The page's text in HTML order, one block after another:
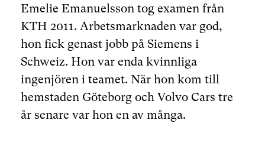
Emelie Emanuelsson tog examen från
KTH 2011. Arbetsmarknaden var god,
hon fick genast jobb på Siemens i
Schweiz. Hon var enda kvinnliga
ingenjören i teamet. När hon kom till
hemstaden Göteborg och Volvo Cars tre
år senare var hon en av många.